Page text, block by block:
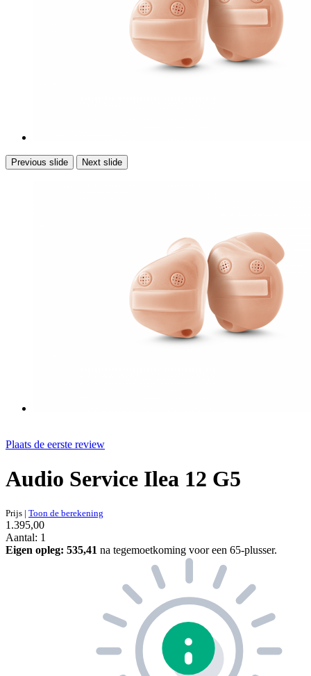
Previous slide Next slide
Plaats de eerste review
Audio Service Ilea 12 G5
Prijs | Toon de berekening
1.395,00
Aantal: 1
Eigen opleg: 535,41 na tegemoetkoming voor een 65-plusser.